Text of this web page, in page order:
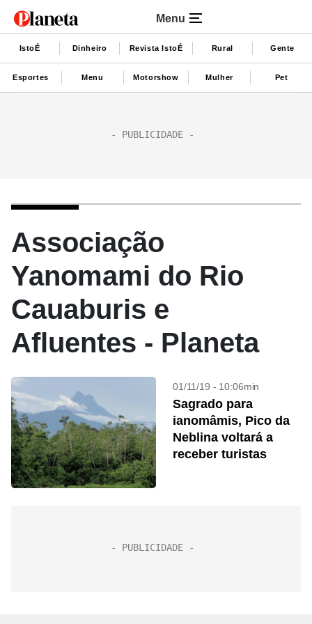
Menu
IstoÉ Dinheiro Revista IstoÉ Rural Gente
Esportes Menu Motorshow Mulher Pet
Associação
Yanomami do Rio
Cauaburis e
Afluentes - Planeta
01/11/19 - 10:06min
Sagrado para
ianomâmis, Pico da
Neblina voltará a
receber turistas